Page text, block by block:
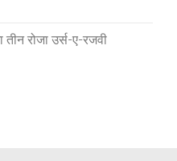
रोजा उर्स-ए-रजवी